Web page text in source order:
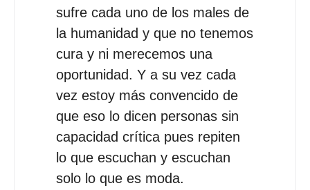
sufre cada uno de los males de
la humanidad y que no tenemos
cura y ni merecemos una
oportunidad. Y a su vez cada
vez estoy más convencido de
que eso lo dicen personas sin
capacidad crítica pues repiten
lo que escuchan y escuchan
solo lo que es moda.